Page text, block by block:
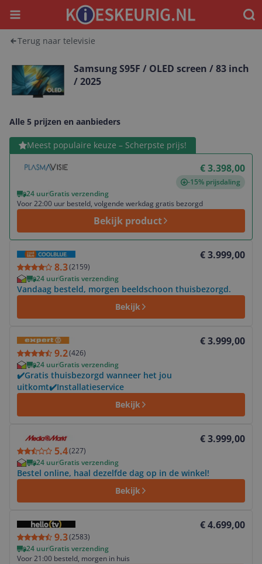
Menu
Terug naar televisie
Samsung S95F / OLED screen / 83 inch
/ 2025
Alle 5 prijzen en aanbieders
Meest populaire keuze – Scherpste prijs!
€ 3.398,00
-15% prijsdaling
24 uurGratis verzending
Voor 22:00 uur besteld, volgende werkdag gratis bezorgd
Bekijk product
Bekijk product
8.3(2159)
€ 3.999,00
24 uurGratis verzending
Vandaag besteld, morgen beeldschoon thuisbezorgd.
Bekijk
9.2(426)
€ 3.999,00
24 uurGratis verzending
✔️Gratis thuisbezorgd wanneer het jou
uitkomt✔️Installatieservice
Bekijk
5.4(227)
€ 3.999,00
24 uurGratis verzending
Bestel online, haal dezelfde dag op in de winkel!
Bekijk
9.3(2583)
€ 4.699,00
24 uurGratis verzending
Voor 21:00 besteld, morgen in huis